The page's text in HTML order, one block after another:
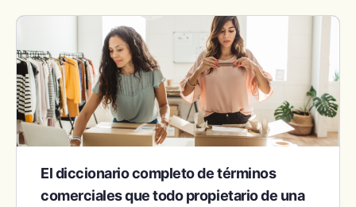
El diccionario completo de términos
comerciales que todo propietario de una